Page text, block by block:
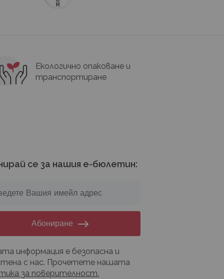
Екологично опаковане и
транспортиране
се за нашия е-бюлетин:
Абониране
информация е безопасна и
с нас. Прочетете нашата
за поверителност.